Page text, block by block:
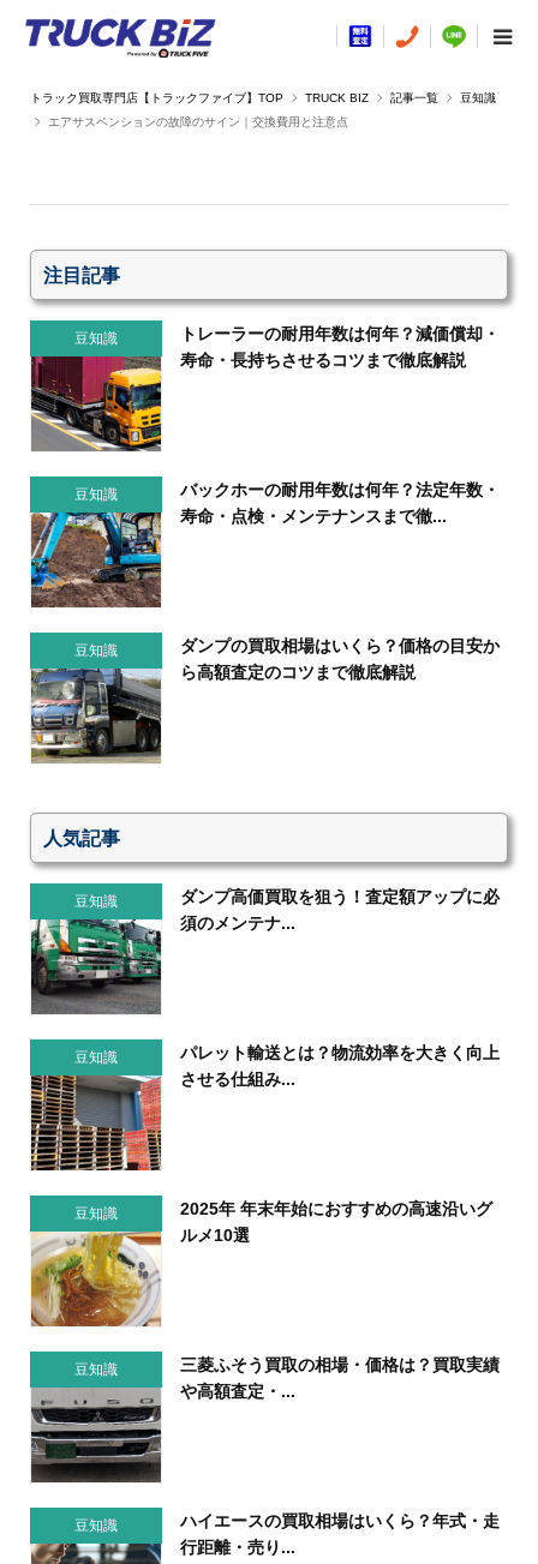
TRUCK BIZ 記事一覧
豆知識
エアサスペンションの故障のサイン｜交換費用と注意点
注目記事
豆知識
トレーラーの耐用年数は何年？減価償却・
寿命・長持ちさせるコツまで徹底解説
豆知識
バックホーの耐用年数は何年？法定年数・
寿命・点検・メンテナンスまで徹...
豆知識
ダンプの買取相場はいくら？価格の目安か
ら高額査定のコツまで徹底解説
人気記事
豆知識
ダンプ高価買取を狙う！査定額アップに必
須のメンテナ...
豆知識
パレット輸送とは？物流効率を大きく向上
させる仕組み...
豆知識
2025年 年末年始におすすめの高速沿いグ
ルメ10選
豆知識
三菱ふそう買取の相場・価格は？買取実績
や高額査定・...
豆知識
ハイエースの買取相場はいくら？年式・走
行距離・売り...